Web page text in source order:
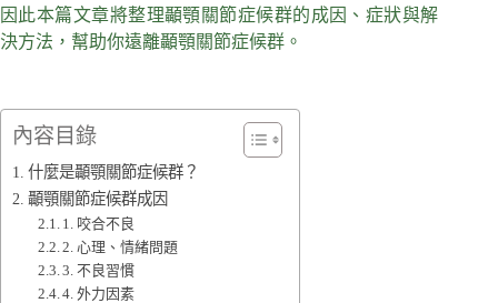
因此本篇文章將整理顳顎關節症候群的成因、症狀與解
決方法，幫助你遠離顳顎關節症候群。
內容目錄
什麼是顳顎關節症候群？
顳顎關節症候群成因
1. 咬合不良
2. 心理、情緒問題
3. 不良習慣
4. 外力因素